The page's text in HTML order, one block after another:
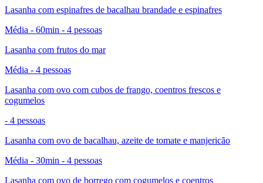
Lasanha com espinafres de bacalhau brandade e espinafres
Média - 60min - 4 pessoas
Lasanha com frutos do mar
Média - 4 pessoas
Lasanha com ovo com cubos de frango, coentros frescos e
cogumelos
- 4 pessoas
Lasanha com ovo de bacalhau, azeite de tomate e manjericão
Média - 30min - 4 pessoas
Lasanha com ovo de borrego com cogumelos e coentros